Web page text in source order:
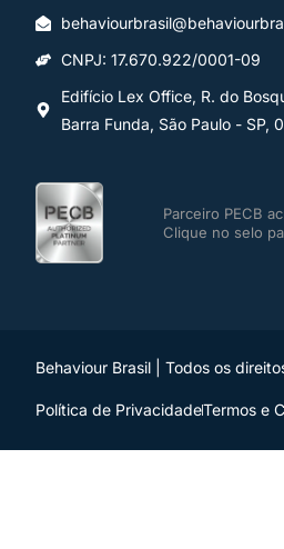
CNPJ: 17.670.922/0001-09
Edifício Lex Office, R. do
Barra Funda, São Paulo - SP,
Parceiro PECB
Clique no selo
Behaviour Brasil | Todos os
Política de PrivacidadeTermos e